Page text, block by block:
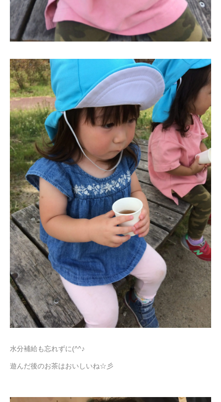
水分補給も忘れずに(^^♪
遊んだ後のお茶はおいしいね☆彡